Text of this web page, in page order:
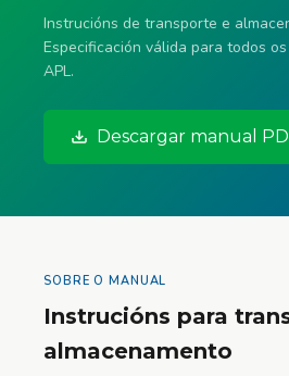
Instrucións de transporte e
Especificación válida para todos
APL.
Descargar manual
SOBRE O MANUAL
Instrucións para
almacenamento